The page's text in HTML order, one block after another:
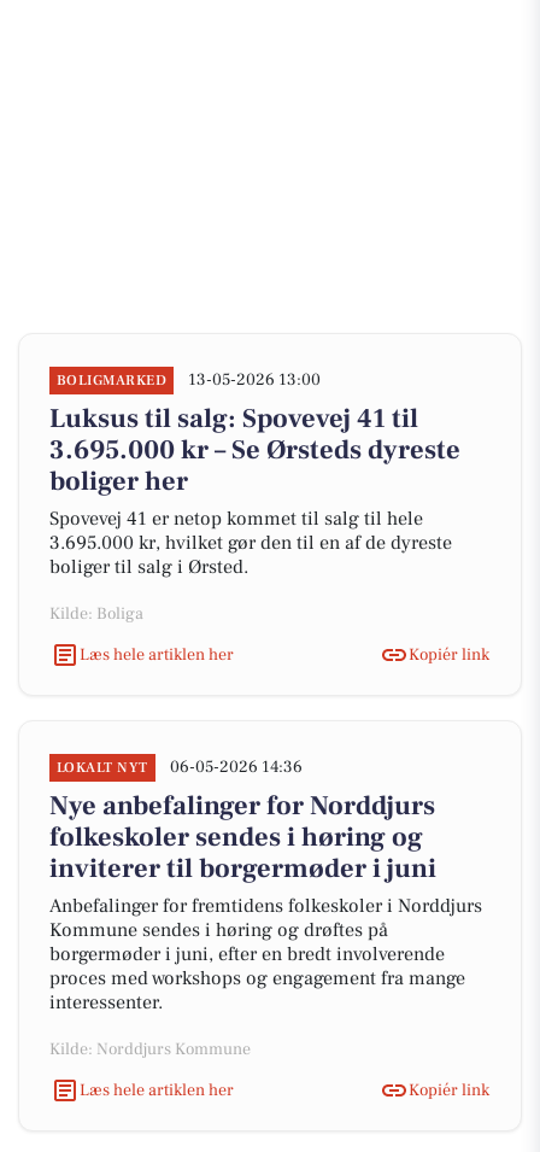
BOLIGMARKED 13-05-2026 13:00
Luksus til salg: Spovevej 41 til
3.695.000 kr – Se Ørsteds dyreste
boliger her
Spovevej 41 er netop kommet til salg til hele
3.695.000 kr, hvilket gør den til en af de dyreste
boliger til salg i Ørsted.
Kilde: Boliga
Læs hele artiklen her
Kopiér link
LOKALT NYT 06-05-2026 14:36
Nye anbefalinger for Norddjurs
folkeskoler sendes i høring og
inviterer til borgermøder i juni
Anbefalinger for fremtidens folkeskoler i Norddjurs
Kommune sendes i høring og drøftes på
borgermøder i juni, efter en bredt involverende
proces med workshops og engagement fra mange
interessenter.
Kilde: Norddjurs Kommune
Læs hele artiklen her
Kopiér link